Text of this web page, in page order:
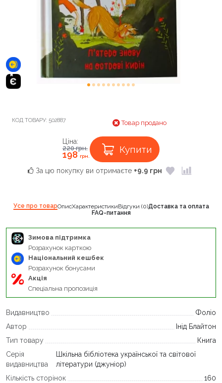
КОД ТОВАРУ: 502887 Товар продано
Ціна:
220грн.
198грн.
Купити
За цю покупку ви отримаєте +9.9 грн
Усе про товарОписХарактеристикиВідгуки (0)Доставка та оплата
FAQ-питання
Зимова підтримка
Розрахунок карткою
Національний кешбек
Розрахунок бонусами
Акція
Спеціальна пропозиція
Видавництво
Фоліо
Автор
Інід Блайтон
Тип товару
Книга
Серія
видавництва
Шкільна бібліотека української та світової
літератури (джуніор)
Кількість сторінок
160